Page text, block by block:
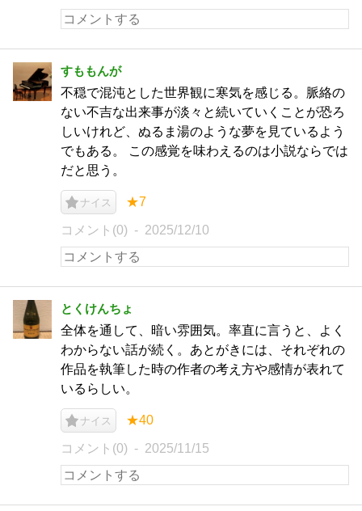
すももんが
不穏で混沌とした世界観に寒気を感じる。脈絡の
ない不吉な出来事が淡々と続いていくことが恐ろ
しいけれど、ぬるま湯のような夢を見ているよう
でもある。 この感覚を味わえるのは小説ならでは
だと思う。
ナイス ★7
コメント(0) 2025/12/10
とくけんちょ
全体を通して、暗い雰囲気。率直に言うと、よく
わからない話が続く。あとがきには、それぞれの
作品を執筆した時の作者の考え方や感情が表れて
いるらしい。
ナイス ★40
コメント(0) 2025/11/15